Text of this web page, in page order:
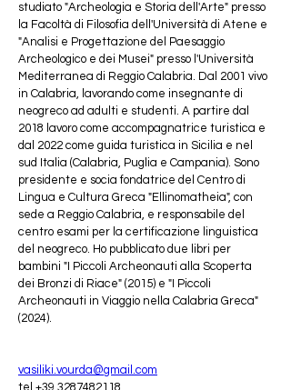
studiato "Archeologia e Storia dell'Arte" presso
la Facoltà di Filosofia dell'Università di Atene e
"Analisi e Progettazione del Paesaggio
Archeologico e dei Musei" presso l'Università
Mediterranea di Reggio Calabria. Dal 2001 vivo
in Calabria, lavorando come insegnante di
neogreco ad adulti e studenti. A partire dal
2018 lavoro come accompagnatrice turistica e
dal 2022 come guida turistica in Sicilia e nel
sud Italia (Calabria, Puglia e Campania). Sono
presidente e socia fondatrice del Centro di
Lingua e Cultura Greca "Ellinomatheia", con
sede a Reggio Calabria, e responsabile del
centro esami per la certificazione linguistica
del neogreco. Ho pubblicato due libri per
bambini "I Piccoli Archeonauti alla Scoperta
dei Bronzi di Riace" (2015) e "I Piccoli
Archeonauti in Viaggio nella Calabria Greca"
(2024).
vasiliki.vourda@gmail.com
tel +39 3287482118